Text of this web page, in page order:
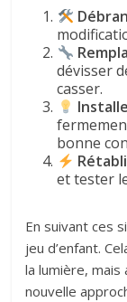
dévisser
casser.
bonne
et tester
En suivant ces
jeu d’enfant.
la lumière,
nouvelle